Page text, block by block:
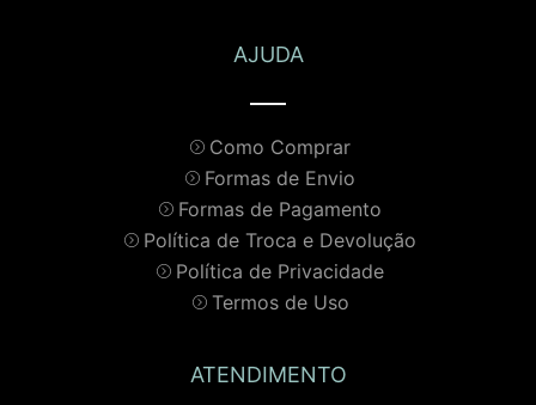
AJUDA
Como Comprar
Formas de Envio
Formas de Pagamento
Política de Troca e Devolução
Política de Privacidade
Termos de Uso
ATENDIMENTO